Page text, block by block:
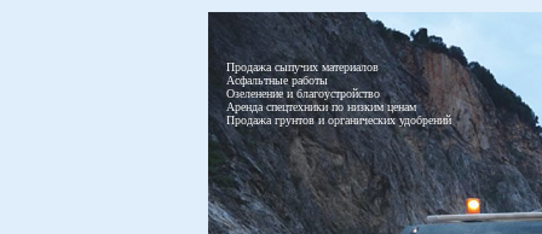
Продажа сыпучих материалов
Асфальтные работы
Озеленение и благоустройство
Аренда спецтехники по низким ценам
Продажа грунтов и органических удобрений